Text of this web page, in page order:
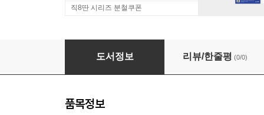
직8딴 시리즈 분철쿠폰
2022 요양보호사 적중 모의고사문제
도서정보 리뷰/한줄평 (0/0)
품목정보